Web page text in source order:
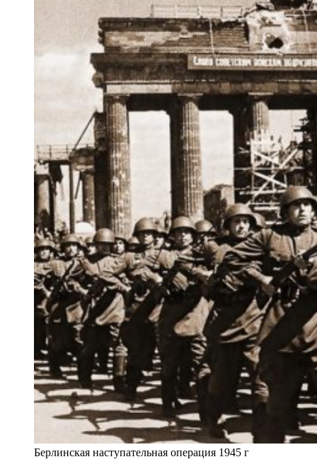
Берлинская наступательная операция 1945 г